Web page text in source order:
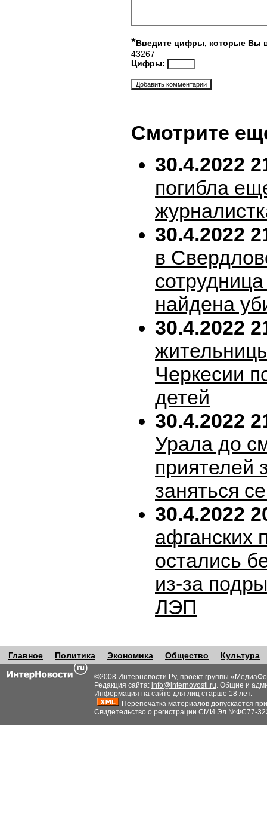
*Введите цифры, которые Вы
43267
Цифры:
Смотрите
30.4.2022
погибла
30.4.2022
в
найдена
30.4.2022
Черкесии
детей
30.4.2022
Урала до
приятелей
заняться
30.4.2022
афганских
остались
из-за
ЛЭП
Главное Политика Экономика Общество Культура
©2008 Интерновости.Ру, проект группы «
Редакция сайта: info@internovosti.ru. Общие и
Информация на сайте для лиц старше 18 лет.
Перепечатка материалов допускается
Свидетельство о регистрации СМИ Эл №ФС77-